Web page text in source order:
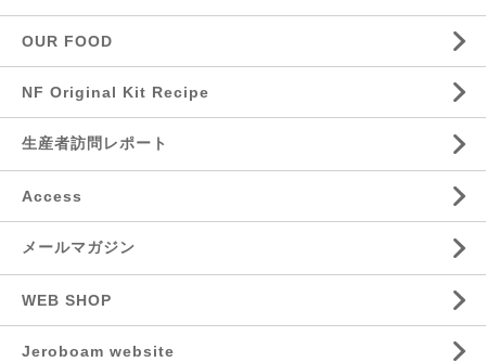
OUR FOOD
NF Original Kit Recipe
生産者訪問レポート
Access
メールマガジン
WEB SHOP
Jeroboam website